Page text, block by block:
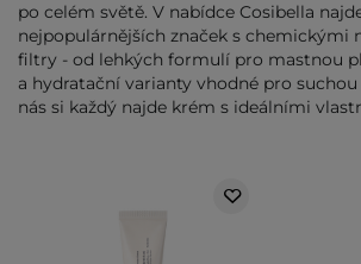
po celém světě. V nabídce Cosibella
nejpopulárnějších značek s chemickými
filtry - od lehkých formulí pro mastnou
a hydratační varianty vhodné pro suchou
nás si každý najde krém s ideálními